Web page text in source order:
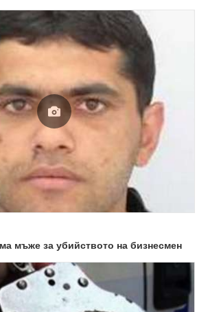
мъже за убийството на бизнесмен